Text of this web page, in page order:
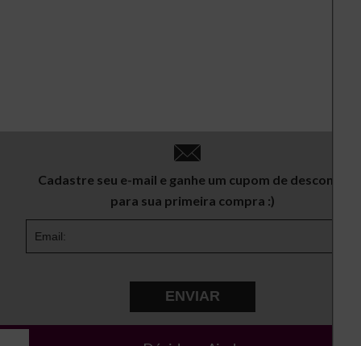
Cadastre seu e-mail e ganhe um cupom de desconto
para sua primeira compra :)
ENVIAR